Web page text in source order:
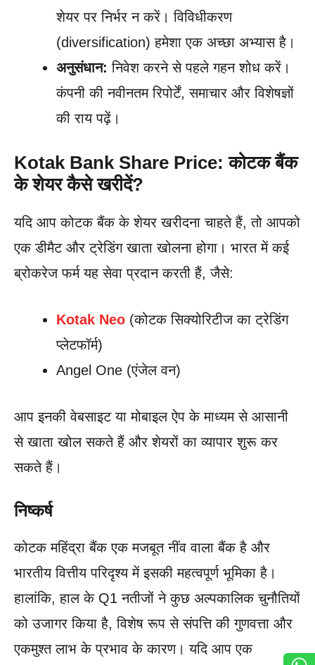
शेयर पर निर्भर न करें। विविधीकरण
(diversification) हमेशा एक अच्छा अभ्यास है।
अनुसंधान: निवेश करने से पहले गहन शोध करें।
कंपनी की नवीनतम रिपोर्टें, समाचार और विशेषज्ञों
की राय पढ़ें।
Kotak Bank Share Price: कोटक बैंक
के शेयर कैसे खरीदें?
यदि आप कोटक बैंक के शेयर खरीदना चाहते हैं, तो आपको
एक डीमैट और ट्रेडिंग खाता खोलना होगा। भारत में कई
ब्रोकरेज फर्म यह सेवा प्रदान करती हैं, जैसे:
Kotak Neo (कोटक सिक्योरिटीज का ट्रेडिंग
प्लेटफॉर्म)
Angel One (एंजेल वन)
आप इनकी वेबसाइट या मोबाइल ऐप के माध्यम से आसानी
से खाता खोल सकते हैं और शेयरों का व्यापार शुरू कर
सकते हैं।
निष्कर्ष
कोटक महिंद्रा बैंक एक मजबूत नींव वाला बैंक है और
भारतीय वित्तीय परिदृश्य में इसकी महत्वपूर्ण भूमिका है।
हालांकि, हाल के Q1 नतीजों ने कुछ अल्पकालिक चुनौतियों
को उजागर किया है, विशेष रूप से संपत्ति की गुणवत्ता और
एकमुश्त लाभ के प्रभाव के कारण। यदि आप एक